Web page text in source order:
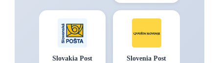
Slovakia Post Slovenia Post